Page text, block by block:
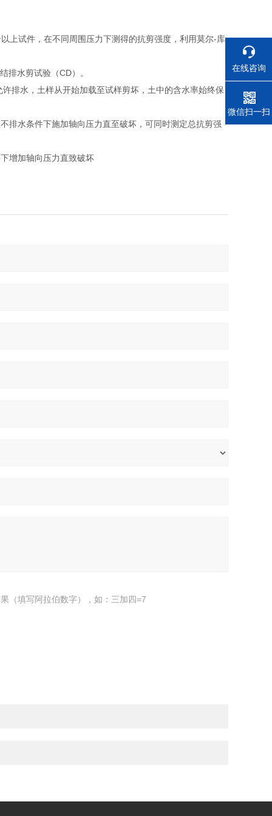
上试件，在不同周围压力下测得的抗剪强度，利用莫尔-库
排水剪试验（CD）。
排水，土样从开始加载至试样剪坏，土中的含水率始终保
排水条件下施加轴向压力直至破坏，可同时测定总抗剪强
增加轴向压力直致破坏
（填写阿拉伯数字），如：三加四=7
在线咨询
电话
微信扫一扫